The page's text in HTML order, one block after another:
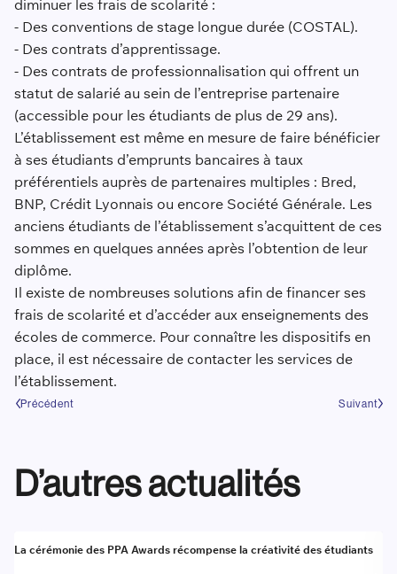
diminuer les frais de scolarité :
- Des conventions de stage longue durée (COSTAL).
- Des contrats d’apprentissage.
- Des contrats de professionnalisation qui offrent un
statut de salarié au sein de l’entreprise partenaire
(accessible pour les étudiants de plus de 29 ans).
L’établissement est même en mesure de faire bénéficier
à ses étudiants d’emprunts bancaires à taux
préférentiels auprès de partenaires multiples : Bred,
BNP, Crédit Lyonnais ou encore Société Générale. Les
anciens étudiants de l’établissement s’acquittent de ces
sommes en quelques années après l’obtention de leur
diplôme.
Il existe de nombreuses solutions afin de financer ses
frais de scolarité et d’accéder aux enseignements des
écoles de commerce. Pour connaître les dispositifs en
place, il est nécessaire de contacter les services de
l’établissement.
Précédent Suivant
D’autres actualités
Actualité
La cérémonie des PPA Awards récompense la créativité des étudiants